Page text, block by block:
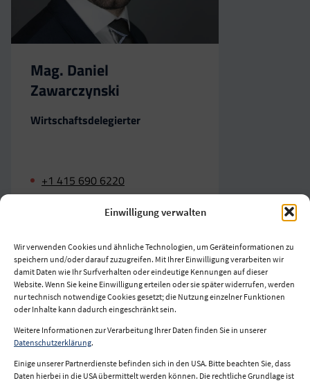
Einwilligung verwalten
Wir verwenden Cookies und ähnliche Technologien, um Geräteinformationen zu
speichern und/oder darauf zuzugreifen. Mit Ihrer Einwilligung verarbeiten wir
damit Daten wie Ihr Surfverhalten oder eindeutige Kennungen auf dieser
Website. Wenn Sie keine Einwilligung erteilen oder sie später widerrufen, werden
nur technisch notwendige Cookies gesetzt; die Nutzung einzelner Funktionen
oder Inhalte kann dadurch eingeschränkt sein.
Weitere Informationen zur Verarbeitung Ihrer Daten finden Sie in unserer
Datenschutzerklärung.
Einige unserer Partnerdienste befinden sich in den USA. Bitte beachten Sie, dass
Daten hierbei in die USA übermittelt werden können. Die rechtliche Grundlage ist
Mag. Daniel
Zawarczynski
Wirtschaftsdelegierter
+1 415 690 6220
Impressum
Datenschutz